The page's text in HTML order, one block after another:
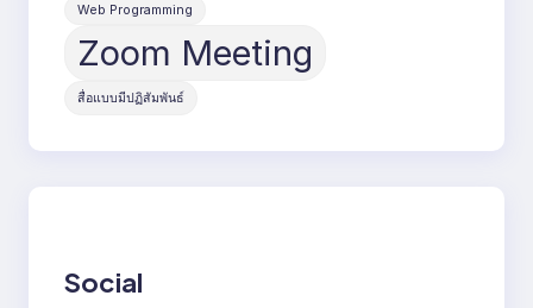
Web Programming
Zoom Meeting
สื่อแบบมีปฏิสัมพันธ์
Social